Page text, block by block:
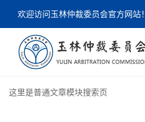
欢迎访问玉林仲裁委员会官方网站！
这里是普通文章模块搜索页